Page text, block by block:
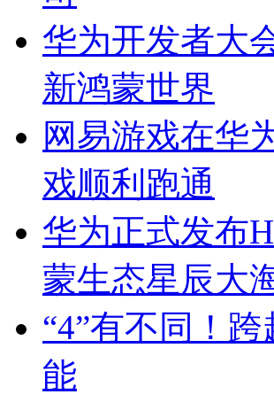
华为开发者大
新鸿蒙世界
网易游戏在华
戏顺利跑通
华为正式发布
蒙生态星辰大
“4”有不同！
能